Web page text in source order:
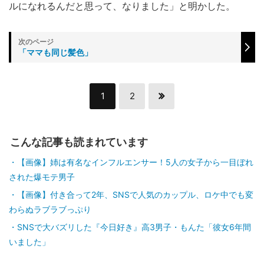
ルになれるんだと思って、なりました」と明かした。
「ママも同じ髪色」
1 2
こんな記事も読まれています
【画像】姉は有名なインフルエンサー！5人の女子から一目ぼれ
された爆モテ男子
【画像】付き合って2年、SNSで人気のカップル、ロケ中でも変
わらぬラブラブっぷり
SNSで大バズリした『今日好き』高3男子・もんた「彼女6年間
いました」